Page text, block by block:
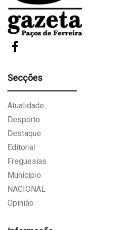
Secções
Atualidade
Desporto
Destaque
Editorial
Freguesias
Munícipio
NACIONAL
Opinião